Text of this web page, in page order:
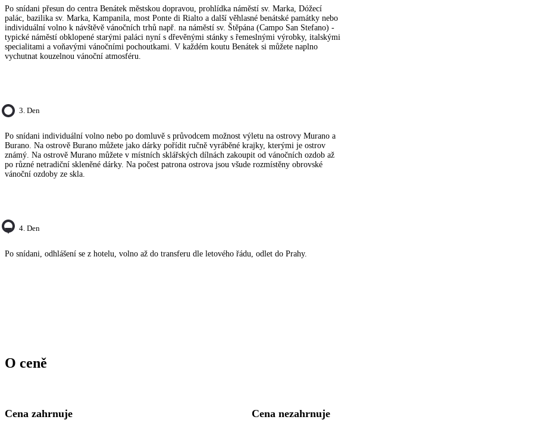
Po snídani přesun do centra Benátek městskou dopravou, prohlídka náměstí sv. Marka, Dóžecí
palác, bazilika sv. Marka, Kampanila, most Ponte di Rialto a další věhlasné benátské památky nebo
individuální volno k návštěvě vánočních trhů např. na náměstí sv. Štěpána (Campo San Stefano) -
typické náměstí obklopené starými paláci nyní s dřevěnými stánky s řemeslnými výrobky, italskými
specialitami a voňavými vánočními pochoutkami. V každém koutu Benátek si můžete naplno
vychutnat kouzelnou vánoční atmosféru.
3. Den
Po snídani individuální volno nebo po domluvě s průvodcem možnost výletu na ostrovy Murano a
Burano. Na ostrově Burano můžete jako dárky pořídit ručně vyráběné krajky, kterými je ostrov
známý. Na ostrově Murano můžete v místních sklářských dílnách zakoupit od vánočních ozdob až
po různé netradiční skleněné dárky. Na počest patrona ostrova jsou všude rozmístěny obrovské
vánoční ozdoby ze skla.
4. Den
Po snídani, odhlášení se z hotelu, volno až do transferu dle letového řádu, odlet do Prahy.
O ceně
Cena zahrnuje Cena nezahrnuje